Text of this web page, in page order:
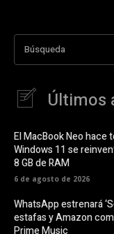
Búsqueda
Últimos
El MacBook Neo hace
Windows 11 se
8 GB de RAM
6 de agosto de 2026
WhatsApp estrenará
estafas y Amazon
Prime Music